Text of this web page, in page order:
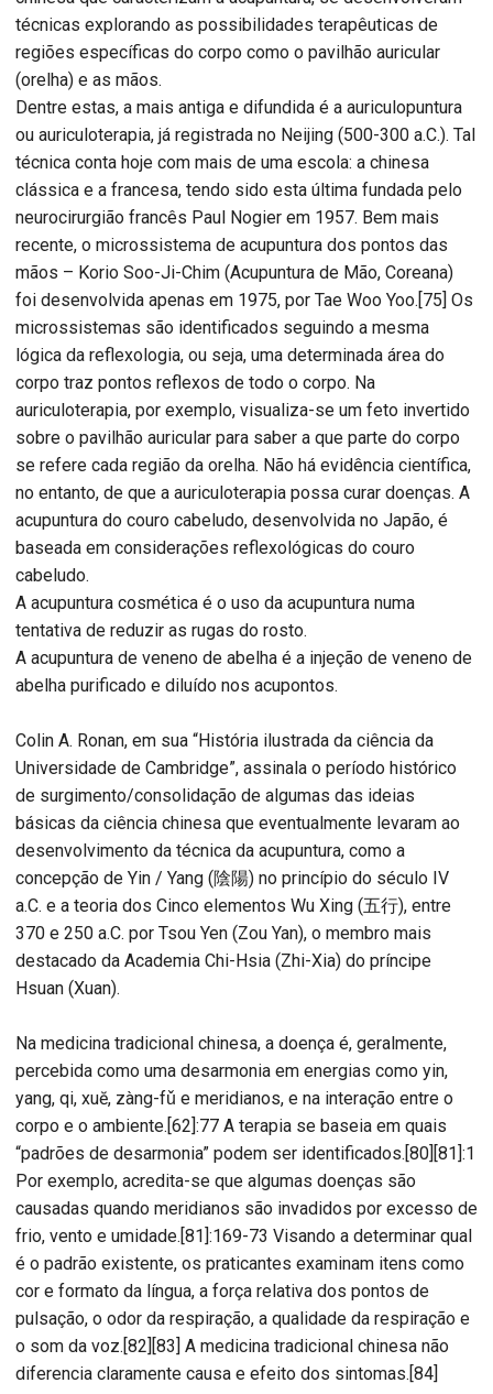
técnicas explorando as possibilidades terapêuticas de
regiões específicas do corpo como o pavilhão auricular
(orelha) e as mãos.
Dentre estas, a mais antiga e difundida é a auriculopuntura
ou auriculoterapia, já registrada no Neijing (500-300 a.C.). Tal
técnica conta hoje com mais de uma escola: a chinesa
clássica e a francesa, tendo sido esta última fundada pelo
neurocirurgião francês Paul Nogier em 1957. Bem mais
recente, o microssistema de acupuntura dos pontos das
mãos – Korio Soo-Ji-Chim (Acupuntura de Mão, Coreana)
foi desenvolvida apenas em 1975, por Tae Woo Yoo.[75] Os
microssistemas são identificados seguindo a mesma
lógica da reflexologia, ou seja, uma determinada área do
corpo traz pontos reflexos de todo o corpo. Na
auriculoterapia, por exemplo, visualiza-se um feto invertido
sobre o pavilhão auricular para saber a que parte do corpo
se refere cada região da orelha. Não há evidência científica,
no entanto, de que a auriculoterapia possa curar doenças. A
acupuntura do couro cabeludo, desenvolvida no Japão, é
baseada em considerações reflexológicas do couro
cabeludo.
A acupuntura cosmética é o uso da acupuntura numa
tentativa de reduzir as rugas do rosto.
A acupuntura de veneno de abelha é a injeção de veneno de
abelha purificado e diluído nos acupontos.
Colin A. Ronan, em sua “História ilustrada da ciência da
Universidade de Cambridge”, assinala o período histórico
de surgimento/consolidação de algumas das ideias
básicas da ciência chinesa que eventualmente levaram ao
desenvolvimento da técnica da acupuntura, como a
concepção de Yin / Yang (陰陽) no princípio do século IV
a.C. e a teoria dos Cinco elementos Wu Xing (五行), entre
370 e 250 a.C. por Tsou Yen (Zou Yan), o membro mais
destacado da Academia Chi-Hsia (Zhi-Xia) do príncipe
Hsuan (Xuan).
Na medicina tradicional chinesa, a doença é, geralmente,
percebida como uma desarmonia em energias como yin,
yang, qi, xuĕ, zàng-fǔ e meridianos, e na interação entre o
corpo e o ambiente.[62]:77 A terapia se baseia em quais
“padrões de desarmonia” podem ser identificados.[80][81]:1
Por exemplo, acredita-se que algumas doenças são
causadas quando meridianos são invadidos por excesso de
frio, vento e umidade.[81]:169-73 Visando a determinar qual
é o padrão existente, os praticantes examinam itens como
cor e formato da língua, a força relativa dos pontos de
pulsação, o odor da respiração, a qualidade da respiração e
o som da voz.[82][83] A medicina tradicional chinesa não
diferencia claramente causa e efeito dos sintomas.[84]